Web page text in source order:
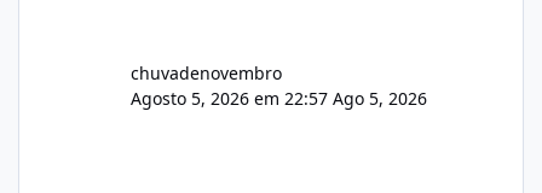
chuvadenovembro
Agosto 5, 2026 em 22:57 Ago 5, 2026